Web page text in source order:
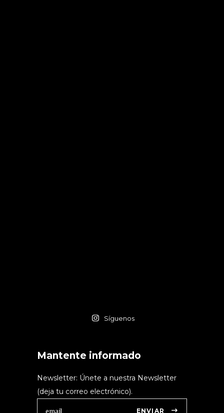
Síguenos
Mantente informado
Newsletter: Únete a nuestra Newsletter
(deja tu correo electrónico).
ENVIAR